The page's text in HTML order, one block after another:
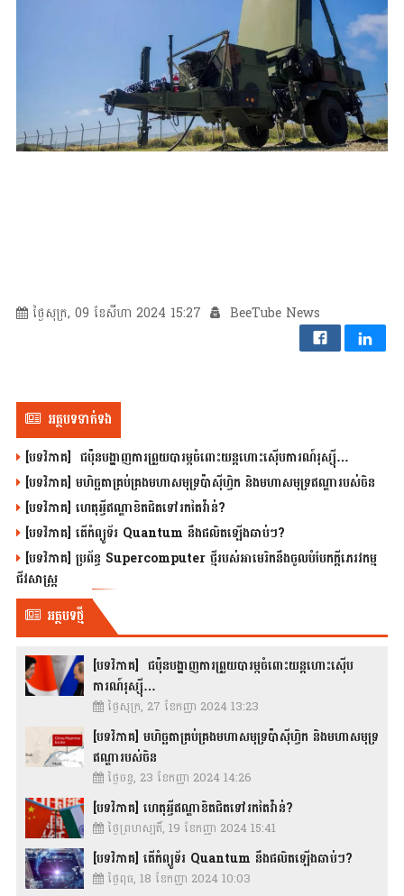
ថ្ងៃសុក្រ, 09 ខែសីហា 2024 15:27 BeeTube News
អត្ថបទទាក់ទង
[បទវិភាគ] ជប៉ុនបង្ហាញការព្រួយបារម្ភចំពោះយន្តហោះស៊ើបការណ៍រុស្ស៊ី…
[បទវិភាគ] មហិច្ឆតាគ្រប់គ្រងមហាសមុទ្រប៉ាស៊ីហ្វិក និងមហាសមុទ្រឥណ្ឌារបស់ចិន
[បទវិភាគ] ហេតុអ្វីឥណ្ឌាខិតជិតទៅរកតៃវ៉ាន់?
[បទវិភាគ] តើកំព្យូទ័រ Quantum នឹងផលិតឡើងឆាប់ៗ?
[បទវិភាគ] ប្រព័ន្ធ Supercomputer ថ្មីរបស់អាមេរិកនឹងចូលបំបែកក្តីភេរវកម្ម
ជីវសាស្រ្ត
អត្ថបទថ្មី
[បទវិភាគ] ជប៉ុនបង្ហាញការព្រួយបារម្ភចំពោះយន្តហោះស៊ើប
ការណ៍រុស្ស៊ី…
ថ្ងៃសុក្រ, 27 ខែកញ្ញា 2024 13:23
[បទវិភាគ] មហិច្ឆតាគ្រប់គ្រងមហាសមុទ្រប៉ាស៊ីហ្វិក និងមហាសមុទ្រ
ឥណ្ឌារបស់ចិន
ថ្ងៃចន្ទ, 23 ខែកញ្ញា 2024 14:26
[បទវិភាគ] ហេតុអ្វីឥណ្ឌាខិតជិតទៅរកតៃវ៉ាន់?
ថ្ងៃព្រហស្បតិ៍, 19 ខែកញ្ញា 2024 15:41
[បទវិភាគ] តើកំព្យូទ័រ Quantum នឹងផលិតឡើងឆាប់ៗ?
ថ្ងៃពុធ, 18 ខែកញ្ញា 2024 10:03